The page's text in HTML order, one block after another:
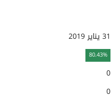
31 يناير 2019
80.43%
0
0